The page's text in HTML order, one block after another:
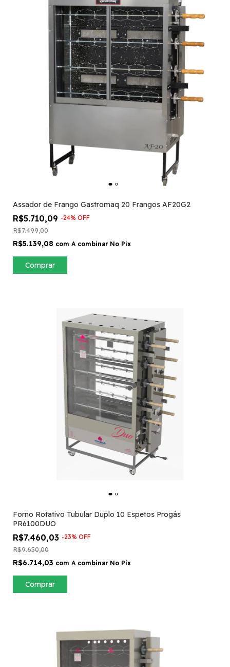
Assador de Frango Gastromaq 20 Frangos AF20G2
R$5.710,09 -24% OFF
R$7.499,00
R$5.139,08 com A combinar No Pix
Comprar
Forno Rotativo Tubular Duplo 10 Espetos Progás
PR6100DUO
R$7.460,03 -23% OFF
R$9.650,00
R$6.714,03 com A combinar No Pix
Comprar